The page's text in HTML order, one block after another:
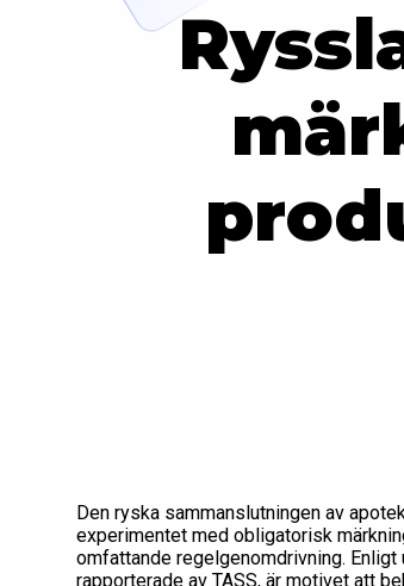
Den ryska sammanslutningen av
experimentet med obligatorisk
omfattande regelgenomdrivning.
rapporterade av TASS, är motivet att